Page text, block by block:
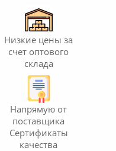
Низкие цены за
счет оптового
склада
Напрямую от
поставщика
Сертификаты
качества